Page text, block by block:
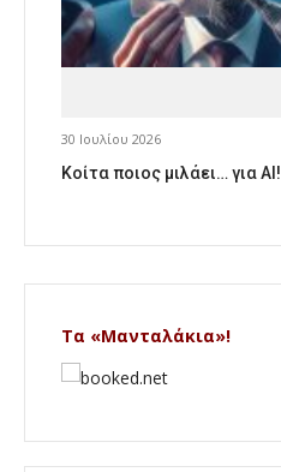
30 Ιουλίου 2026
Κοίτα ποιος μιλάει… για AI!
Τα «Μανταλάκια»!